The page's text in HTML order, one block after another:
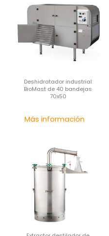
Deshidratador industrial
BioMast de 40 bandejas
70x50
Más información